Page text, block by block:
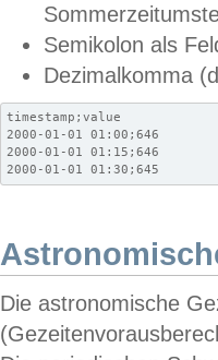
Semikolon als
Dezimalkomma
timestamp;value
2000-01-01 01:00;646
2000-01-01 01:15;646
2000-01-01 01:30;645
Die astronomische